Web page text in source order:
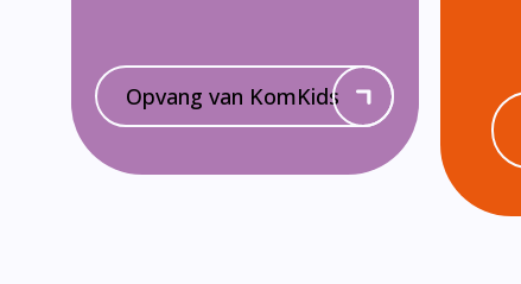
Opvang van KomKids